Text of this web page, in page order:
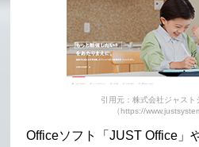
引用元：株式会社ジャスト
（https://
Officeソフト「JUST Office」